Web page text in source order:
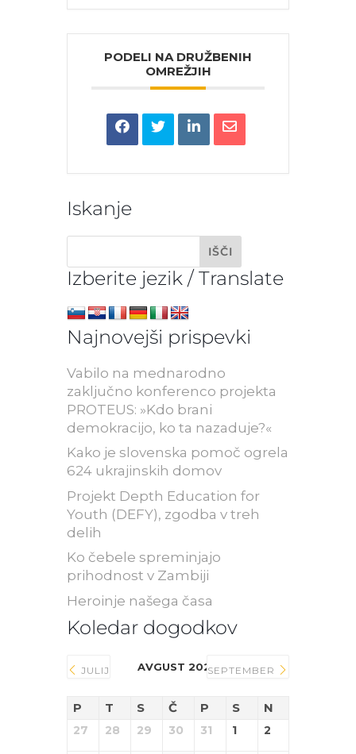
PODELI NA DRUŽBENIH
OMREŽJIH
Iskanje
Izberite jezik / Translate
Najnovejši prispevki
Vabilo na mednarodno
zaključno konferenco projekta
PROTEUS: »Kdo brani
demokracijo, ko ta nazaduje?«
Kako je slovenska pomoč ogrela
624 ukrajinskih domov
Projekt Depth Education for
Youth (DEFY), zgodba v treh
delih
Ko čebele spreminjajo
prihodnost v Zambiji
Heroinje našega časa
Koledar dogodkov
JULIJ AVGUST 2026SEPTEMBER
P T S Č P S N
27 28 29 30 31 1 2